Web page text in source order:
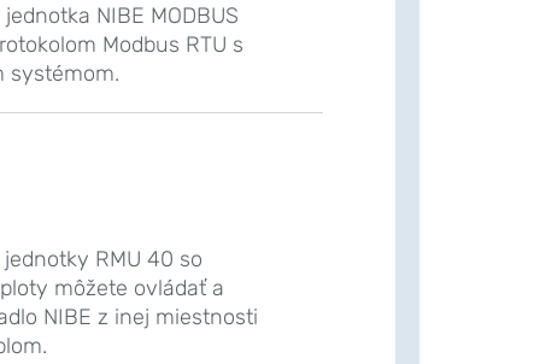
NIBE MODBUS
Modbus RTU s
systémom.
RMU 40 so
môžete ovládať a
NIBE z inej miestnosti